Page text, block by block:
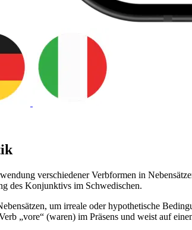
verschiedener Verbformen in
des Konjunktivs im Schwedischen.
um irreale oder hypothetische
„vore“ (waren) im Präsens und weist auf